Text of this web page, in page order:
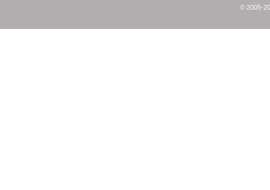
© 2005-